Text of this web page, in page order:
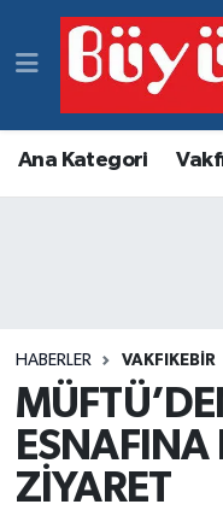
Ana Kategori
HABERLER VAKFIKEBIR
ESNAFINA
ZİYARET
Vakfıkebir Hava
Vakfıkebir
Haber Arşivi